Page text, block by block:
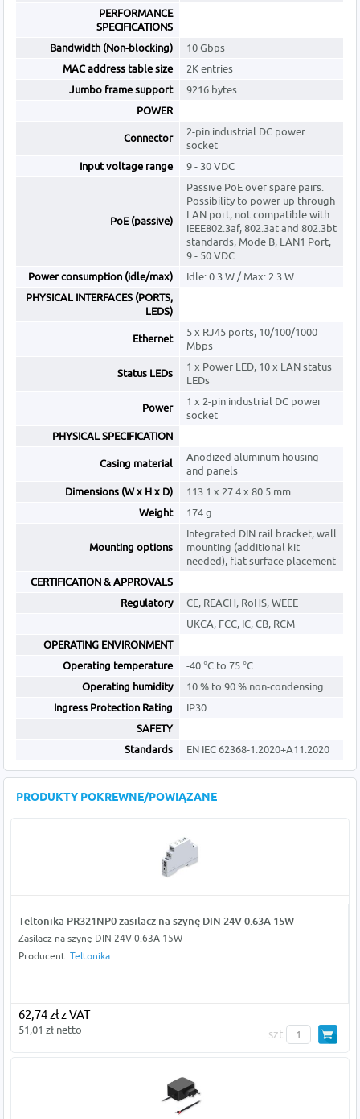
PERFORMANCE
SPECIFICATIONS
Bandwidth (Non-blocking)
10 Gbps
MAC address table size
2K entries
Jumbo frame support
9216 bytes
POWER
Connector
2-pin industrial DC power
socket
Input voltage range
9 - 30 VDC
PoE (passive)
Passive PoE over spare pairs.
Possibility to power up through
LAN port, not compatible with
IEEE802.3af, 802.3at and 802.3bt
standards, Mode B, LAN1 Port,
9 - 50 VDC
Power consumption (idle/max)
Idle: 0.3 W / Max: 2.3 W
PHYSICAL INTERFACES (PORTS,
LEDS)
Ethernet
5 x RJ45 ports, 10/100/1000
Mbps
Status LEDs
1 x Power LED, 10 x LAN status
LEDs
Power
1 x 2-pin industrial DC power
socket
PHYSICAL SPECIFICATION
Casing material
Anodized aluminum housing
and panels
Dimensions (W x H x D)
113.1 x 27.4 x 80.5 mm
Weight
174 g
Mounting options
Integrated DIN rail bracket, wall
mounting (additional kit
needed), flat surface placement
CERTIFICATION & APPROVALS
Regulatory
CE, REACH, RoHS, WEEE
UKCA, FCC, IC, CB, RCM
OPERATING ENVIRONMENT
Operating temperature
-40 °C to 75 °C
Operating humidity
10 % to 90 % non-condensing
Ingress Protection Rating
IP30
SAFETY
Standards
EN IEC 62368-1:2020+A11:2020
PRODUKTY POKREWNE/POWIĄZANE
Teltonika PR321NP0 zasilacz na szynę DIN 24V 0.63A 15W
Zasilacz na szynę DIN 24V 0.63A 15W
Producent: Teltonika
62,74 zł z VAT
51,01 zł netto szt